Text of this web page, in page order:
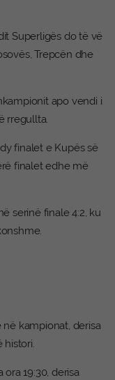
Superligës do të vë
Trepcën dhe
apo vendi i
rregullta.
finalet e Kupës së
finalet edhe më
serinë finale 4:2, ku
kampionat, derisa
histori.
19:30, derisa